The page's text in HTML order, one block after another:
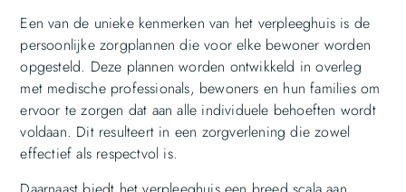
Een van de unieke kenmerken van het verpleeghuis is de
persoonlijke zorgplannen die voor elke bewoner worden
opgesteld. Deze plannen worden ontwikkeld in overleg
met medische professionals, bewoners en hun families om
ervoor te zorgen dat aan alle individuele behoeften wordt
voldaan. Dit resulteert in een zorgverlening die zowel
effectief als respectvol is.